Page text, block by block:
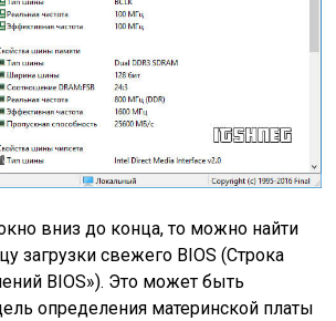
вниз до конца, то можно найти
загрузки свежего BIOS (Строка
BIOS»). Это может быть
определения материнской платы